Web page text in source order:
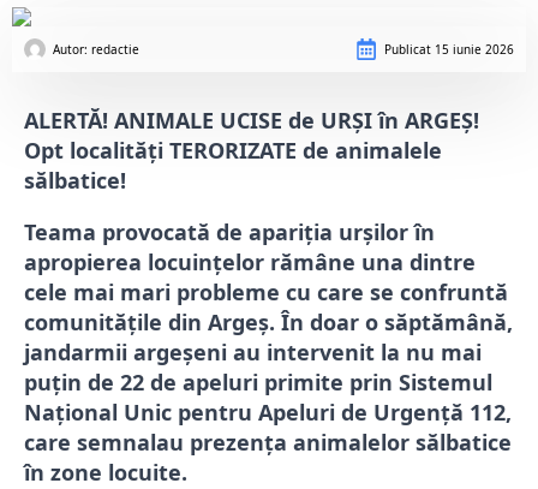
Autor: redactie Publicat 15 iunie 2026
ALERTĂ! ANIMALE UCISE de URȘI în ARGEȘ!
Opt localități TERORIZATE de animalele
sălbatice!
Teama provocată de apariția urșilor în
apropierea locuințelor rămâne una dintre
cele mai mari probleme cu care se confruntă
comunitățile din Argeș. În doar o săptămână,
jandarmii argeșeni au intervenit la nu mai
puțin de 22 de apeluri primite prin Sistemul
Național Unic pentru Apeluri de Urgență 112,
care semnalau prezența animalelor sălbatice
în zone locuite.